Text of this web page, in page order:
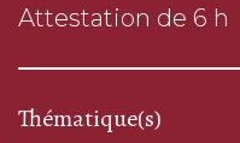
Attestation de 6 h
Thématique(s)